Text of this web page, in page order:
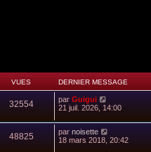
VUES DERNIER MESSAGE
32554 par Guigui
21 juil. 2026, 14:00
48825 par noisette
18 mars 2018, 20:42